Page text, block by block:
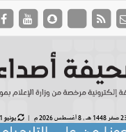
8 أغسطس 2026 م | يونيو 1, 2026 , 15:44 م